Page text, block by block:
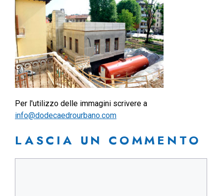
Per l'utilizzo delle immagini scrivere a
info@dodecaedrourbano.com
LASCIA UN COMMENTO